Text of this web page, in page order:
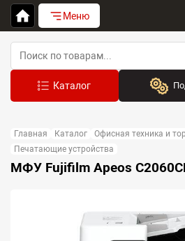
Меню
Выберите
Устройство:
Главная Каталог
Офисная техника и
Печатающие устройства
МФУ Fujifilm Apeos